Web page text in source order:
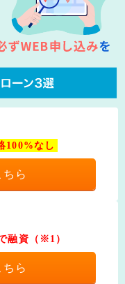
100%なし
ら
融資（※1）
ら